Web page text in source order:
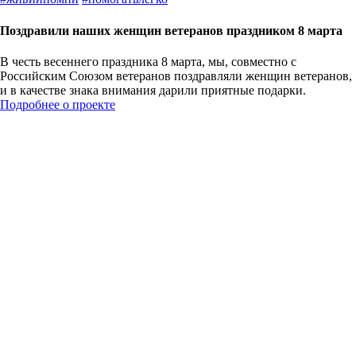
Поздравили наших женщин ветеранов праздником 8 марта
В честь весеннего праздника 8 марта, мы, совместно с
Российским Союзом ветеранов поздравляли женщин ветеранов,
и в качестве знака внимания дарили приятные подарки.
Подробнее о проекте